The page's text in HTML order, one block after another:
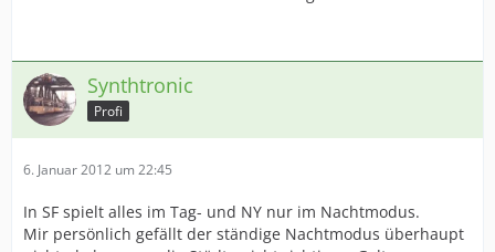
Synthtronic
Profi
6. Januar 2012 um 22:45
In SF spielt alles im Tag- und NY nur im Nachtmodus.
Mir persönlich gefällt der ständige Nachtmodus überhaupt